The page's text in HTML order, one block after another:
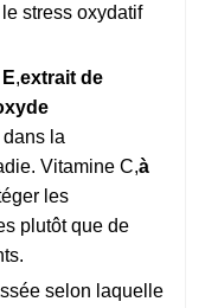
stress oxydatif
,extrait de
la
Vitamine C,à
les
plutôt que de
selon laquelle